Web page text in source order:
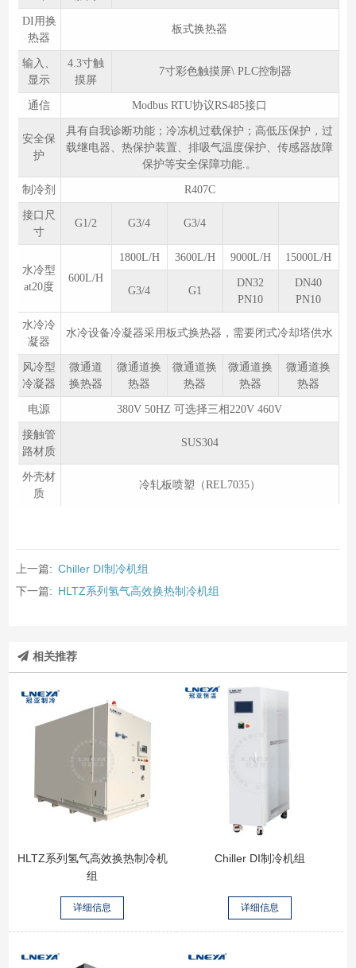
DI用换
热器
板式换热器
输入、
显示
4.3寸触
摸屏
7寸彩色触摸屏\ PLC控制器
通信 Modbus RTU协议RS485接口
安全保
护
具有自我诊断功能；冷冻机过载保护；高低压保护，过
载继电器、热保护装置、排吸气温度保护、传感器故障
保护等安全保障功能.。
制冷剂 R407C
接口尺
寸
G1/2 G3/4 G3/4
水冷型
at20度
600L/H
1800L/H 3600L/H 9000L/H 15000L/H
G3/4 G1
DN32
PN10
DN40
PN10
水冷冷
凝器
水冷设备冷凝器采用板式换热器，需要闭式冷却塔供水
风冷型
冷凝器
微通道
换热器
微通道换
热器
微通道换
热器
微通道换
热器
微通道换
热器
电源 380V 50HZ 可选择三相220V 460V
接触管
路材质
SUS304
外壳材
质
冷轧板喷塑（REL7035）
上一篇: Chiller DI制冷机组
下一篇: HLTZ系列氢气高效换热制冷机组
相关推荐
HLTZ系列氢气高效换热制冷机
组
详细信息
Chiller DI制冷机组
详细信息